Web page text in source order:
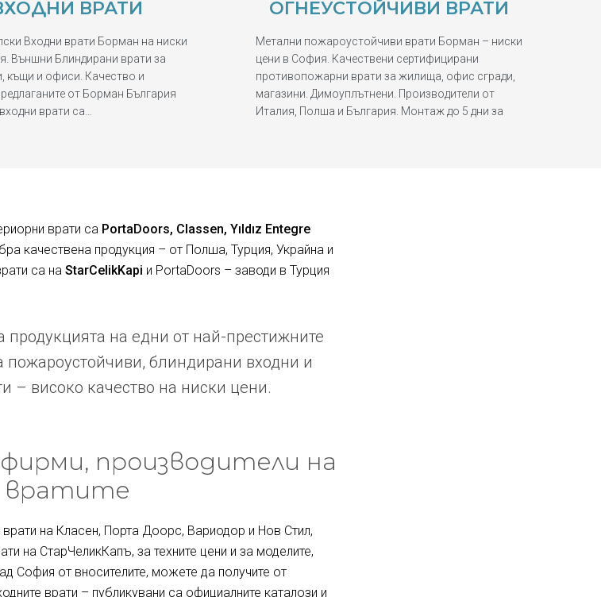
ВРАТИ
Входни врати Борман на ниски
Външни Блиндирани врати за
къщи и офиси. Качество и
от Борман България
врати са…
ОГНЕУСТОЙЧИВИ ВРАТИ
Метални пожароустойчиви врати Борман – ниски
цени в София. Качествени сертифицирани
противопожарни врати за жилища, офис сгради,
магазини. Димоуплътнени. Производители от
Италия, Полша и България. Монтаж до 5 дни за
врати са PortaDoors, Classen, Yıldız Entegre
качествена продукция – от Полша, Турция, Украйна и
са на StarCelikKapi и PortaDoors – заводи в Турция
на едни от най-престижните
пожароустойчиви, блиндирани входни и
– високо качество на ниски цени.
производители на
вратите
на Класен, Порта Доорс, Вариодор и Нов Стил,
на СтарЧеликКапъ, за техните цени и за моделите,
София от вносителите, можете да получите от
врати – публикувани са официалните каталози и